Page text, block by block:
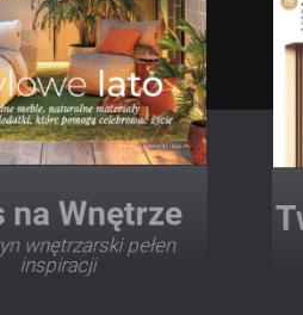
Twój Dom
Porady i